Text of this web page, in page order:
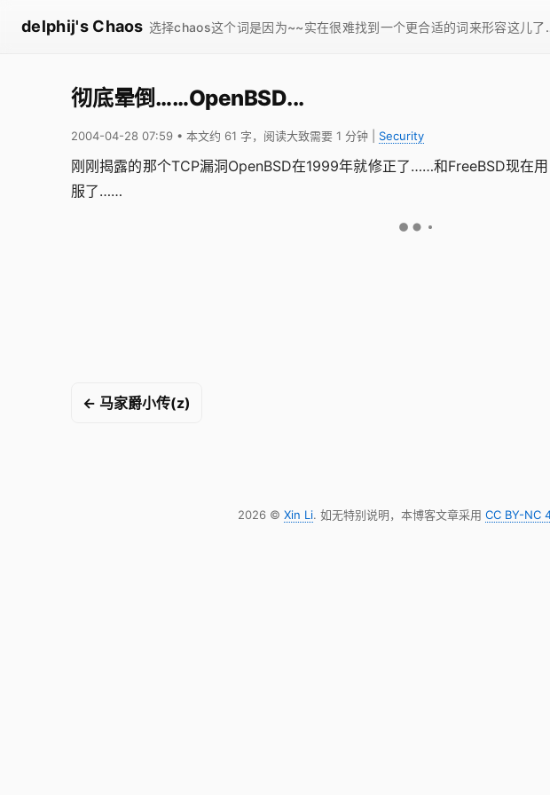
delphij's Chaos 选择chaos这个词是因为~~实在很难找到一个更合适的词来形容这儿
彻底晕倒……OpenBSD...
2004-04-28 07:59 • 本文约 61 字，阅读大致需要 1 分钟 Security
刚刚揭露的那个TCP漏洞OpenBSD在1999年就修正了……和FreeBSD现在
服了……
← 马家爵小传(z)
2026 © Xin Li. 如无特别说明，本博客文章采用 CC BY-NC